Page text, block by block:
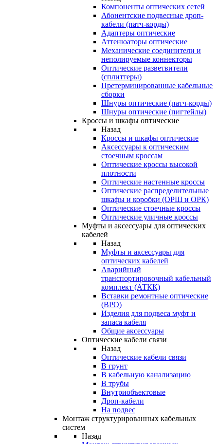
Компоненты оптических сетей
Абонентские подвесные дроп-
кабели (патч-корды)
Адаптеры оптические
Аттенюаторы оптические
Механические соединители и
неполируемые коннекторы
Оптические разветвители
(сплиттеры)
Претерминированные кабельные
сборки
Шнуры оптические (патч-корды)
Шнуры оптические (пигтейлы)
Кроссы и шкафы оптические
Назад
Кроссы и шкафы оптические
Аксессуары к оптическим
стоечным кроссам
Оптические кроссы высокой
плотности
Оптические настенные кроссы
Оптические распределительные
шкафы и коробки (ОРШ и ОРК)
Оптические стоечные кроссы
Оптические уличные кроссы
Муфты и аксессуары для оптических
кабелей
Назад
Муфты и аксессуары для
оптических кабелей
Аварийный
транспортировочный кабельный
комплект (АТКК)
Вставки ремонтные оптические
(ВРО)
Изделия для подвеса муфт и
запаса кабеля
Общие аксессуары
Оптические кабели связи
Назад
Оптические кабели связи
В грунт
В кабельную канализацию
В трубы
Внутриобъектовые
Дроп-кабели
На подвес
Монтаж структурированных кабельных
систем
Назад